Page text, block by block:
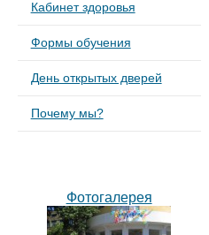
Кабинет здоровья
Формы обучения
День открытых дверей
Почему мы?
Фотогалерея